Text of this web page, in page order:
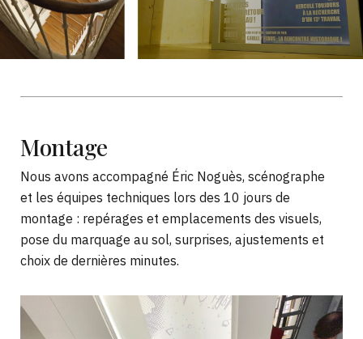
Montage
Nous avons accompagné Éric Noguès, scénographe
et les équipes techniques lors des 10 jours de
montage : repérages et emplacements des visuels,
pose du marquage au sol, surprises, ajustements et
choix de dernières minutes.